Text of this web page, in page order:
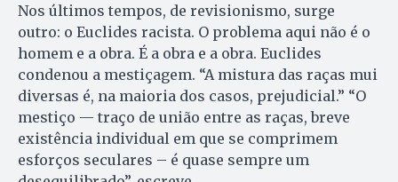
Nos últimos tempos, de revisionismo, surge
outro: o Euclides racista. O problema aqui não é o
homem e a obra. É a obra e a obra. Euclides
condenou a mestiçagem. “A mistura das raças mui
diversas é, na maioria dos casos, prejudicial.” “O
mestiço — traço de união entre as raças, breve
existência individual em que se comprimem
esforços seculares – é quase sempre um